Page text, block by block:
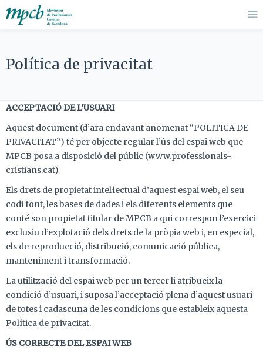
Política de privacitat
ACCEPTACIÓ DE L’USUARI
Aquest document (d’ara endavant anomenat “POLITICA DE
PRIVACITAT”) té per objecte regular l’ús del espai web que
MPCB posa a disposició del públic (www.professionals-
cristians.cat)
Els drets de propietat intel·lectual d’aquest espai web, el seu
codi font, les bases de dades i els diferents elements que
conté son propietat titular de MPCB a qui correspon l’exercici
exclusiu d’explotació dels drets de la pròpia web i, en especial,
els de reproducció, distribució, comunicació pública,
manteniment i transformació.
La utilització del espai web per un tercer li atribueix la
condició d’usuari, i suposa l’acceptació plena d’aquest usuari
de totes i cadascuna de les condicions que estableix aquesta
Política de privacitat.
ÚS CORRECTE DEL ESPAI WEB